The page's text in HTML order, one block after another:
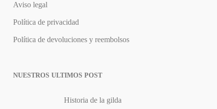
Aviso legal
Política de privacidad
Política de devoluciones y reembolsos
NUESTROS ULTIMOS POST
Historia de la gilda